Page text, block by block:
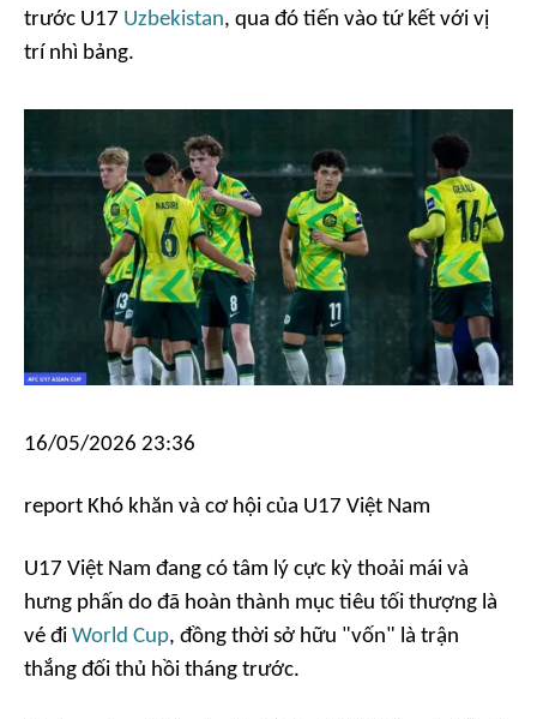
trước U17 Uzbekistan, qua đó tiến vào tứ kết với vị
trí nhì bảng.
16/05/2026 23:36
report Khó khăn và cơ hội của U17 Việt Nam
U17 Việt Nam đang có tâm lý cực kỳ thoải mái và
hưng phấn do đã hoàn thành mục tiêu tối thượng là
vé đi World Cup, đồng thời sở hữu "vốn" là trận
thắng đối thủ hồi tháng trước.